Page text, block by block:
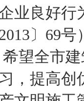
业良好行
2013〕69
希望全市
，提高创